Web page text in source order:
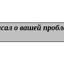
о вашей